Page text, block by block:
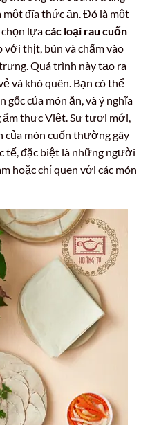
một đĩa thức ăn. Đó là một
lựacác loại rau cuốn
thịt, bún và chấm vào
Quá trình này tạo ra
và khó quên. Bạn có thể
của món ăn, và ý nghĩa
thực Việt. Sự tươi mới,
của món cuốn thường gây
tế, đặc biệt là những người
hoặc chỉ quen với các món